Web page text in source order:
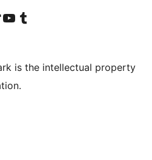
ў LinkedIn
TikTok account
Наведайце наш YouTube каналVisit our Tumblr account
is the intellectual property